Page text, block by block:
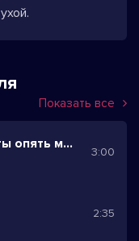
Показать все
Как твои дела почему ты опять молчишь
3:00
2:35